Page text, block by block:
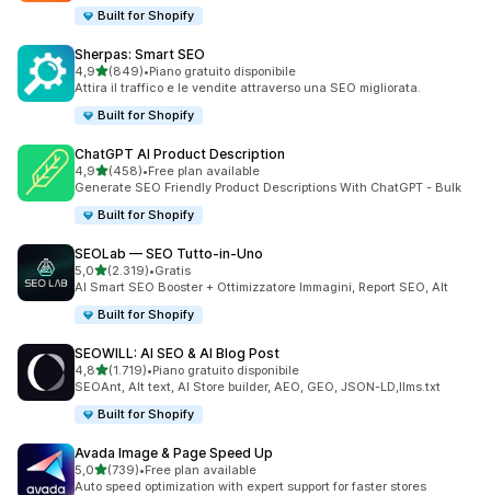
Built for Shopify
Sherpas: Smart SEO
4,9stelle su 5
(849)
849 recensioni totali
•Piano gratuito disponibile
Attira il traffico e le vendite attraverso una SEO migliorata.
Built for Shopify
ChatGPT AI Product Description
4,9stelle su 5
(458)
458 recensioni totali
•Free plan available
Generate SEO Friendly Product Descriptions With ChatGPT - Bulk
Built for Shopify
SEOLab — SEO Tutto‑in‑Uno
5,0stelle su 5
(2.319)
2319 recensioni totali
•Gratis
AI Smart SEO Booster + Ottimizzatore Immagini, Report SEO, Alt
Built for Shopify
SEOWILL: AI SEO & AI Blog Post
4,8stelle su 5
(1.719)
1719 recensioni totali
•Piano gratuito disponibile
SEOAnt, Alt text, AI Store builder, AEO, GEO, JSON-LD,llms.txt
Built for Shopify
Avada Image & Page Speed Up
5,0stelle su 5
(739)
739 recensioni totali
•Free plan available
Auto speed optimization with expert support for faster stores